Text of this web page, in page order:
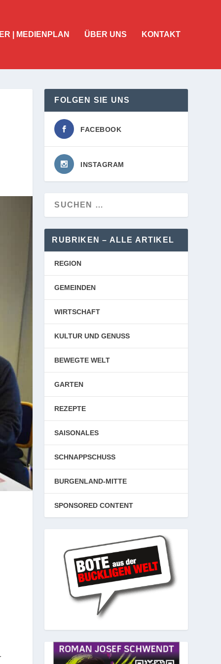
| MEDIENPLAN ÜBER UNS KONTAKT
FOLGEN SIE UNS
FACEBOOK
INSTAGRAM
RUBRIKEN – ALLE ARTIKEL
REGION
GEMEINDEN
WIRTSCHAFT
KULTUR UND GENUSS
BEWEGTE WELT
GARTEN
REZEPTE
SAISONALES
SCHNAPPSCHUSS
BURGENLAND-MITTE
SPONSORED CONTENT